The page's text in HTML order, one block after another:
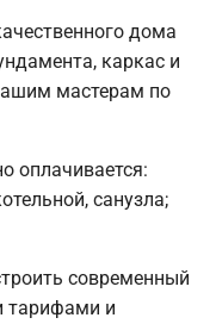
дома
каркас и
мастерам по
оплачивается:
санузла;
современный
тарифами и